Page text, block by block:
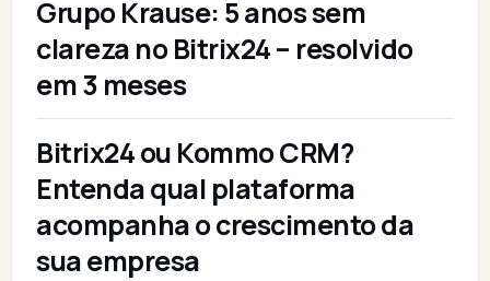
Grupo Krause: 5 anos sem
clareza no Bitrix24 – resolvido
em 3 meses
Bitrix24 ou Kommo CRM?
Entenda qual plataforma
acompanha o crescimento da
sua empresa